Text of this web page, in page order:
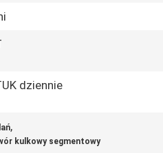
dziennie
,
kulkowy segmentowy